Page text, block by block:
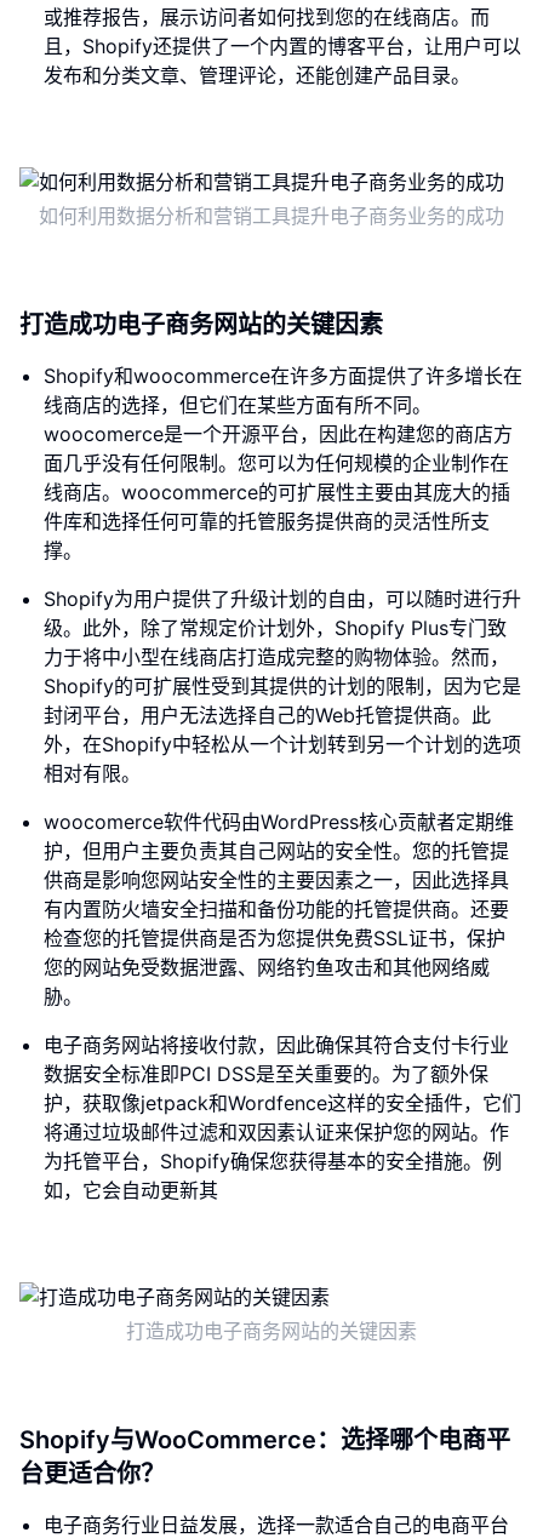
或推荐报告，展示访问者如何找到您的在线商店。而
且，Shopify还提供了一个内置的博客平台，让用户可以
发布和分类文章、管理评论，还能创建产品目录。
如何利用数据分析和营销工具提升电子商务业务的成功
打造成功电子商务网站的关键因素
Shopify和woocommerce在许多方面提供了许多增长在
线商店的选择，但它们在某些方面有所不同。
woocomerce是一个开源平台，因此在构建您的商店方
面几乎没有任何限制。您可以为任何规模的企业制作在
线商店。woocommerce的可扩展性主要由其庞大的插
件库和选择任何可靠的托管服务提供商的灵活性所支
撑。
Shopify为用户提供了升级计划的自由，可以随时进行升
级。此外，除了常规定价计划外，Shopify Plus专门致
力于将中小型在线商店打造成完整的购物体验。然而，
Shopify的可扩展性受到其提供的计划的限制，因为它是
封闭平台，用户无法选择自己的Web托管提供商。此
外，在Shopify中轻松从一个计划转到另一个计划的选项
相对有限。
woocomerce软件代码由WordPress核心贡献者定期维
护，但用户主要负责其自己网站的安全性。您的托管提
供商是影响您网站安全性的主要因素之一，因此选择具
有内置防火墙安全扫描和备份功能的托管提供商。还要
检查您的托管提供商是否为您提供免费SSL证书，保护
您的网站免受数据泄露、网络钓鱼攻击和其他网络威
胁。
电子商务网站将接收付款，因此确保其符合支付卡行业
数据安全标准即PCI DSS是至关重要的。为了额外保
护，获取像jetpack和Wordfence这样的安全插件，它们
将通过垃圾邮件过滤和双因素认证来保护您的网站。作
为托管平台，Shopify确保您获得基本的安全措施。例
如，它会自动更新其
打造成功电子商务网站的关键因素
Shopify与WooCommerce：选择哪个电商平
台更适合你？
电子商务行业日益发展，选择一款适合自己的电商平台